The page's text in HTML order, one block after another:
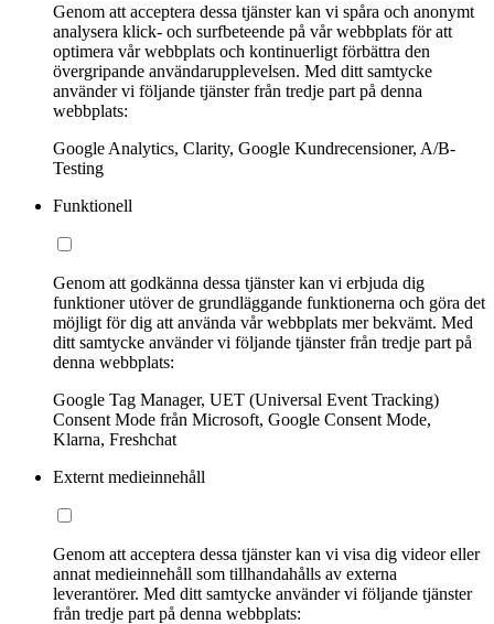
Genom att acceptera dessa tjänster kan vi spåra och anonymt
analysera klick- och surfbeteende på vår webbplats för att
optimera vår webbplats och kontinuerligt förbättra den
övergripande användarupplevelsen. Med ditt samtycke
använder vi följande tjänster från tredje part på denna
webbplats:
Google Analytics, Clarity, Google Kundrecensioner, A/B-
Testing
Funktionell
Genom att godkänna dessa tjänster kan vi erbjuda dig
funktioner utöver de grundläggande funktionerna och göra det
möjligt för dig att använda vår webbplats mer bekvämt. Med
ditt samtycke använder vi följande tjänster från tredje part på
denna webbplats:
Google Tag Manager, UET (Universal Event Tracking)
Consent Mode från Microsoft, Google Consent Mode,
Klarna, Freshchat
Externt medieinnehåll
Genom att acceptera dessa tjänster kan vi visa dig videor eller
annat medieinnehåll som tillhandahålls av externa
leverantörer. Med ditt samtycke använder vi följande tjänster
från tredje part på denna webbplats: